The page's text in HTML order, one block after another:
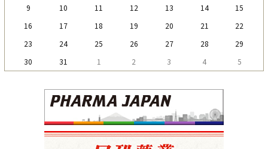
9
10 11 12 13 14
15
16
17 18 19 20 21
22
23
24 25 26 27 28
29
30
31 1 2 3 4 5